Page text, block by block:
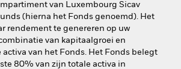
van Luxembourg Sicav
(hierna het Fonds genoemd). Het
rendement te genereren op uw
van kapitaalgroei en
van het Fonds. Het Fonds belegt
80% van zijn totale activa in